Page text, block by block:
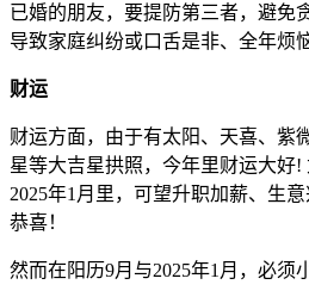
已婚的朋友，要提防第三者，避免
导致家庭纠纷或口舌是非、全年烦恼
财运
财运方面，由于有太阳、天喜、紫
星等大吉星拱照，今年里财运大好!
2025年1月里，可望升职加薪、生
恭喜！
然而在阳历9月与2025年1月，必须